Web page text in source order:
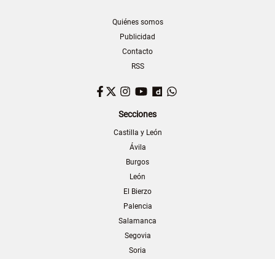
Quiénes somos
Publicidad
Contacto
RSS
Facebook
TwitterInstagram
YouTubeDailymotion
Secciones
Castilla y León
Ávila
Burgos
León
El Bierzo
Palencia
Salamanca
Segovia
Soria